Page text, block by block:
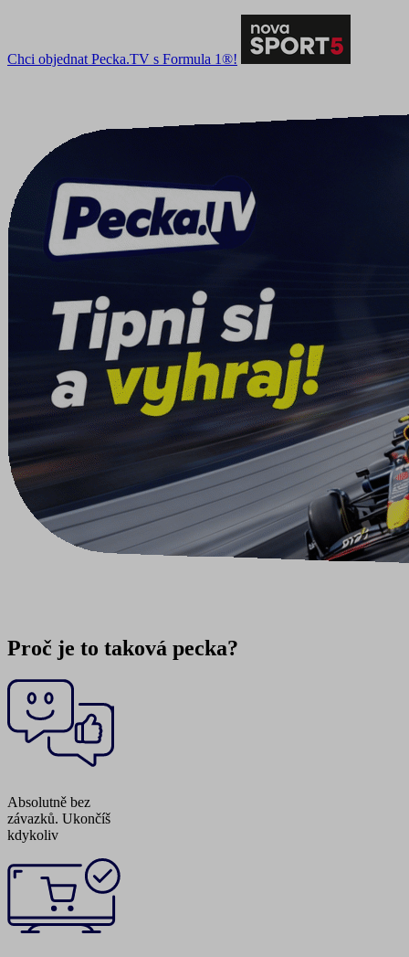
Chci objednat Pecka.TV s Formula 1®!
Proč je to taková pecka?
Absolutně bez
závazků. Ukončíš
kdykoliv